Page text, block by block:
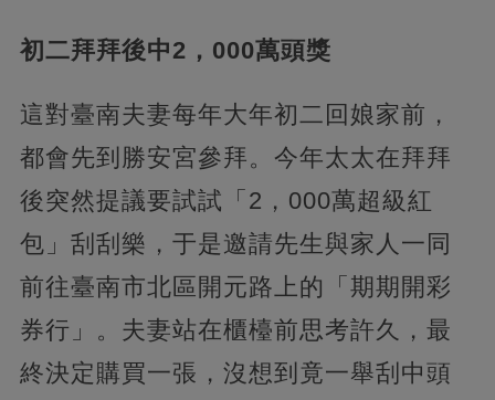
初二拜拜後中2，000萬頭獎
這對臺南夫妻每年大年初二回娘家前，
都會先到勝安宮參拜。今年太太在拜拜
後突然提議要試試「2，000萬超級紅
包」刮刮樂，于是邀請先生與家人一同
前往臺南市北區開元路上的「期期開彩
券行」。夫妻站在櫃檯前思考許久，最
終決定購買一張，沒想到竟一舉刮中頭